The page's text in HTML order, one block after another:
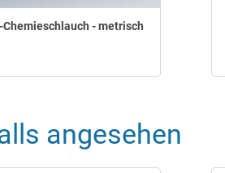
Chemieschlauch - metrisch
angesehen